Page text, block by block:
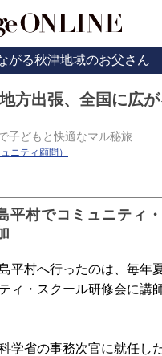
がる秋津地域のお父さん
方出張、全国に広
子どもと快適なマル秘旅
ニティ顧問）
平村でコミュニティ
平村へ行ったのは、毎年
ィ・スクール研修会に講
学省の事務次官に就任し